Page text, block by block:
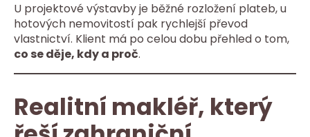
U projektové výstavby je běžné rozložení plateb, u
hotových nemovitostí pak rychlejší převod
vlastnictví. Klient má po celou dobu přehled o tom,
co se děje, kdy a proč.
Realitní makléř, který